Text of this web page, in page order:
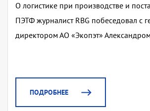
О логистике при производстве и
ПЭТФ журналист RBG побеседовал с
директором АО «Экопэт»
ПОДРОБНЕЕ